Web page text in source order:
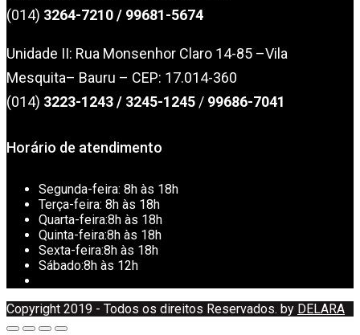
(014) 3264-7210/ 99681-5674
Unidade II: Rua Monsenhor Claro 14-85 –Vila
Mesquita– Bauru – CEP: 17.014-360
(014) 3223-1243/ 3245-1245 / 99686-7041
Horário de atendimento
Segunda-feira: 8h às 18h
Terça-feira: 8h às 18h
Quarta-feira:8h às 18h
Quinta-feira:8h às 18h
Sexta-feira:8h às 18h
Sábado:8h às 12h
Copyright 2019 - Todos os direitos Reservados. by DELARA